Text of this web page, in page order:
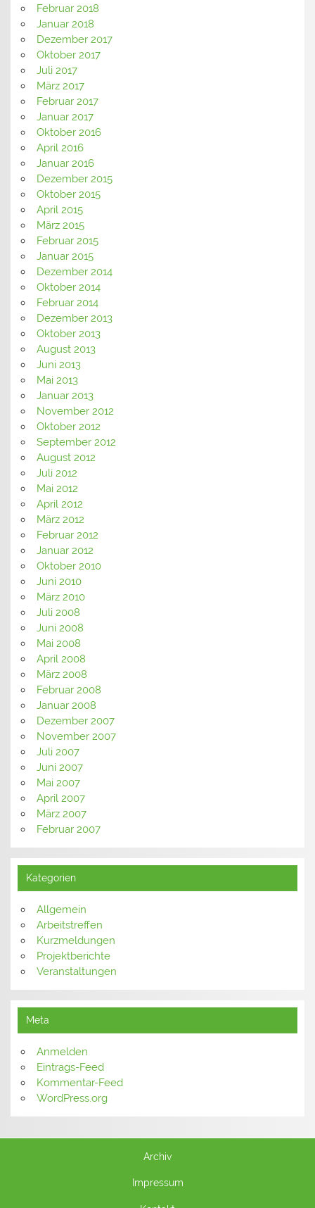
Februar 2018
Januar 2018
Dezember 2017
Oktober 2017
Juli 2017
März 2017
Februar 2017
Januar 2017
Oktober 2016
April 2016
Januar 2016
Dezember 2015
Oktober 2015
April 2015
März 2015
Februar 2015
Januar 2015
Dezember 2014
Oktober 2014
Februar 2014
Dezember 2013
Oktober 2013
August 2013
Juni 2013
Mai 2013
Januar 2013
November 2012
Oktober 2012
September 2012
August 2012
Juli 2012
Mai 2012
April 2012
März 2012
Februar 2012
Januar 2012
Oktober 2010
Juni 2010
März 2010
Juli 2008
Juni 2008
Mai 2008
April 2008
März 2008
Februar 2008
Januar 2008
Dezember 2007
November 2007
Juli 2007
Juni 2007
Mai 2007
April 2007
März 2007
Februar 2007
Kategorien
Allgemein
Arbeitstreffen
Kurzmeldungen
Projektberichte
Veranstaltungen
Meta
Anmelden
Eintrags-Feed
Kommentar-Feed
WordPress.org
Archiv
Impressum